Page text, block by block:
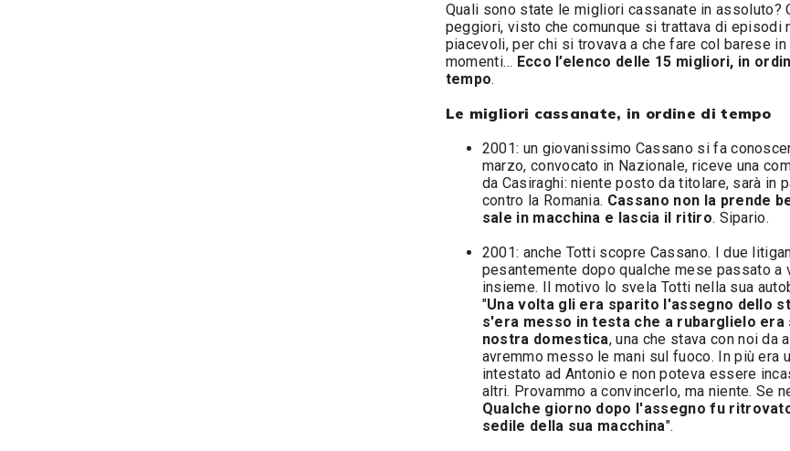
Quali sono state le migliori cassanate in assoluto?
peggiori, visto che comunque si trattava di episodi
piacevoli, per chi si trovava a che fare col barese in
momenti… Ecco l’elenco delle 15 migliori, in
tempo.
Le migliori cassanate, in ordine di tempo
2001: un giovanissimo Cassano si fa
marzo, convocato in Nazionale, riceve una
da Casiraghi: niente posto da titolare, sarà in
contro la Romania. Cassano non la prende
sale in macchina e lascia il ritiro. Sipario.
2001: anche Totti scopre Cassano. I due
pesantemente dopo qualche mese passato a
insieme. Il motivo lo svela Totti nella sua
"Una volta gli era sparito l'assegno dello
s'era messo in testa che a rubarglielo era
nostra domestica, una che stava con noi da
avremmo messo le mani sul fuoco. In più era
intestato ad Antonio e non poteva essere
altri. Provammo a convincerlo, ma niente. Se
Qualche giorno dopo l'assegno fu
sedile della sua macchina".